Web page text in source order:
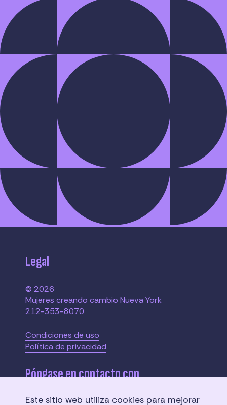
Legal
© 2026
Mujeres creando cambio Nueva York
212-353-8070
Condiciones de uso
Política de privacidad
Póngase en contacto con
110 W. 40th Street,
Este sitio web utiliza cookies para mejorar